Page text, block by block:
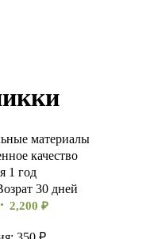
материалы
качество
1 год
30 дней
2,200₽